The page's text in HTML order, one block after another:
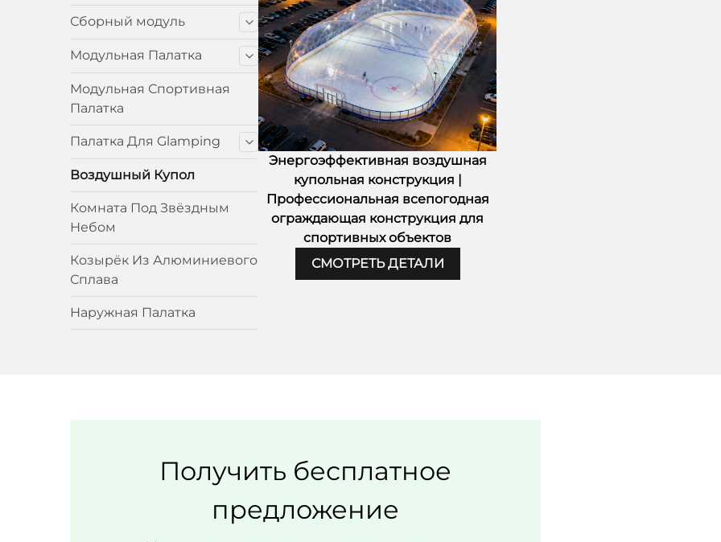
Сборный модуль
Модульная Палатка
Модульная Спортивная
Палатка
Палатка Для Glamping
Воздушный Купол
Комната Под Звёздным
Небом
Козырёк Из Алюминиевого
Сплава
Наружная Палатка
Энергоэффективная воздушная
купольная конструкция |
Профессиональная всепогодная
ограждающая конструкция для
спортивных объектов
СМОТРЕТЬ ДЕТАЛИ
Получить бесплатное
предложение